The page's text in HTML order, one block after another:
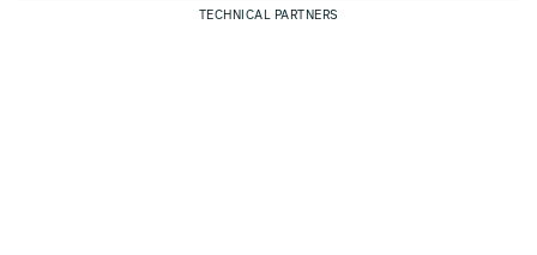
TECHNICAL PARTNERS